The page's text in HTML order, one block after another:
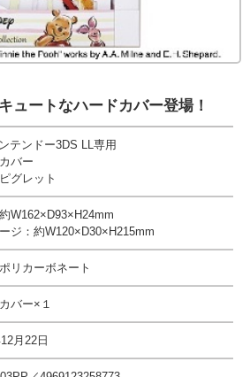
ュートなハードカバー登場！
テンドー3DS LL専用
バー
グレット
W162×D93×H24mm
ジ：約W120×D30×H215mm
リカーボネート
バー×１
月22日